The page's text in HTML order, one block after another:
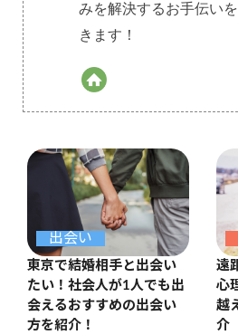
みを解決するお手伝い
きます！
出会い
東京で結婚相手と出会い
たい！社会人が1人でも出
会えるおすすめの出会い
方を紹介！
遠
心
越
介